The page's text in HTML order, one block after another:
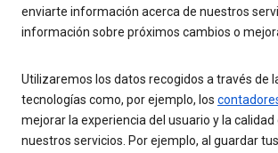
enviarte información acerca de nuestros
información sobre próximos cambios o
Utilizaremos los datos recogidos a través de
tecnologías como, por ejemplo, los
mejorar la experiencia del usuario y la calidad
nuestros servicios. Por ejemplo, al guardar